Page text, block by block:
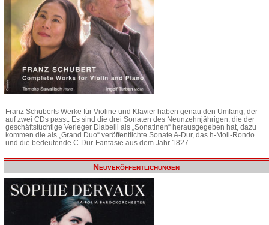
Franz Schuberts Werke für Violine und Klavier haben genau den Umfang, der
auf zwei CDs passt. Es sind die drei Sonaten des Neunzehnjährigen, die der
geschäftstüchtige Verleger Diabelli als „Sonatinen“ herausgegeben hat, dazu
kommen die als „Grand Duo“ veröffentlichte Sonate A-Dur, das h-Moll-Rondo
und die bedeutende C-Dur-Fantasie aus dem Jahr 1827.
Neuveröffentlichungen